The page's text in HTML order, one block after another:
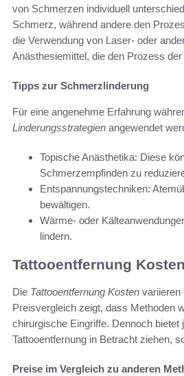
von Schmerzen individuell
Schmerz, während andere den
die Verwendung von Laser- oder
Anästhesiemittel, die den Prozess
Tipps zur Schmerzlinderung
Für eine angenehme Erfahrung
Linderungsstrategien angewendet
Topische Anästhetika: Diese
Schmerzempfinden zu
Entspannungstechniken:
bewältigen.
Wärme- oder
lindern.
Tattooentfernung Kosten
Die Tattooentfernung Kosten variieren
Preisvergleich zeigt, dass Methoden
chirurgische Eingriffe. Dennoch
Tattooentfernung in Betracht ziehen,
Preise im Vergleich zu anderen